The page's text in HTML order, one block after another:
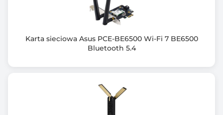
Karta sieciowa Asus PCE-BE6500 Wi-Fi 7 BE6500
Bluetooth 5.4